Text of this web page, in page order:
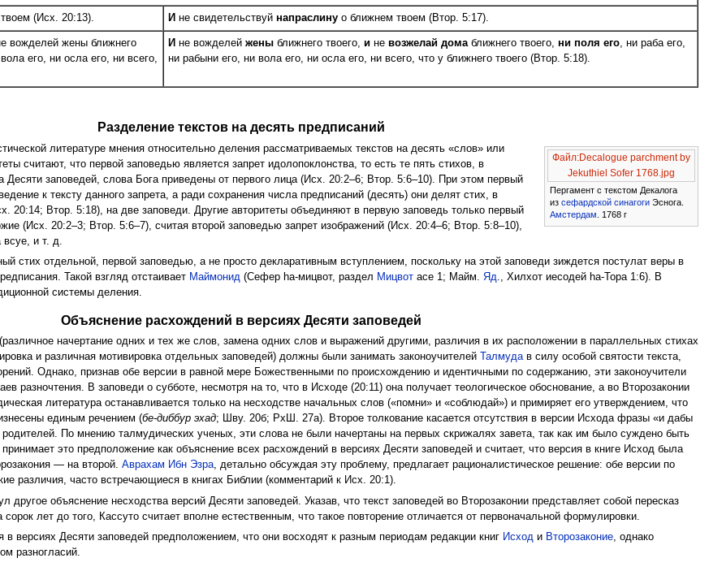
(Исх. 20:13). И не свидетельствуйнапраслину о ближнем твоем (Втор. 5:17).
вожделей жены ближнего
его, ни осла его, ни всего,
И не вожделейжены ближнего твоего,и невозжелай домаближнего твоего,ни поля его, ни раба его,
ни рабыни его, ни вола его, ни осла его, ни всего, что у ближнего твоего (Втор. 5:18).
Разделение текстов на десять предписаний
Файл:Decalogue parchment by
Jekuthiel Sofer 1768.jpg
Пергамент с текстом Декалога
изсефардской синагоги Эснога.
Амстердам
. 1768 г
литературе мнения относительно деления рассматриваемых текстов на десять «слов» или
считают, что первой заповедью является запрет идолопоклонства, то есть те пять стихов, в
Десяти заповедей, слова Бога приведены от первого лица (Исх. 20:2–6; Втор. 5:6–10). При этом первый
к тексту данного запрета, а ради сохранения числа предписаний (десять) они делят стих, в
20:14; Втор. 5:18), на две заповеди. Другие авторитеты объединяют в первую заповедь только первый
(Исх. 20:2–3; Втор. 5:6–7), считая второй заповедью запрет изображений (Исх. 20:4–6; Втор. 5:8–10),
и т. д.
стих отдельной, первой заповедью, а не просто декларативным вступлением, поскольку на этой заповеди зиждется постулат веры в
Такой взгляд отстаивает Маймонид (Сефер hа-мицвот, раздел Мицвот асе 1; Майм.Яд., Хилхот иесодей hа-Тора 1:6). В
системы деления.
Объяснение расхождений в версиях Десяти заповедей
начертание одних и тех же слов, замена одних слов и выражений другими, различия в их расположении в параллельных стихах
и различная мотивировка отдельных заповедей) должны были занимать законоучителей
Талмудав силу особой святости текста,
Однако, признав обе версии в равной мере Божественными по происхождению и идентичными по содержанию, эти законоучители
разночтения. В заповеди о субботе, несмотря на то, что в Исходе (20:11) она получает теологическое обоснование, а во Второзаконии
литература останавливается только на несходстве начальных слов («помни» и «соблюдай») и примиряет его утверждением, что
единым речением (бе-диббур эхад; Шву. 20б; РхШ. 27а). Второе толкование касается отсутствия в версии Исхода фразы «и дабы
По мнению талмудических ученых, эти слова не были начертаны на первых скрижалях завета, так как им было суждено быть
принимает это предположение как объяснение всех расхождений в версиях Десяти заповедей и считает, что версия в книге Исход была
— на второй.Аврахам Ибн Эзра, детально обсуждая эту проблему, предлагает рационалистическое решение: обе версии по
различия, часто встречающиеся в книгах Библии (комментарий к Исх. 20:1).
другое объяснение несходства версий Десяти заповедей. Указав, что текст заповедей во Второзаконии представляет собой пересказ
лет до того, Кассуто считает вполне естественным, что такое повторение отличается от первоначальной формулировки.
в версиях Десяти заповедей предположением, что они восходят к разным периодам редакции книг Исход и Второзаконие, однако
разногласий.